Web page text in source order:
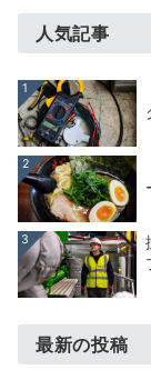
人気記事
1
2
3
最新の投稿